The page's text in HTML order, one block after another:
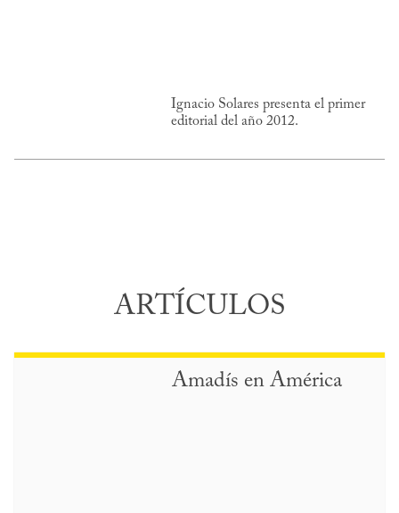
Ignacio Solares presenta el primer
editorial del año 2012.
ARTÍCULOS
Amadís en América